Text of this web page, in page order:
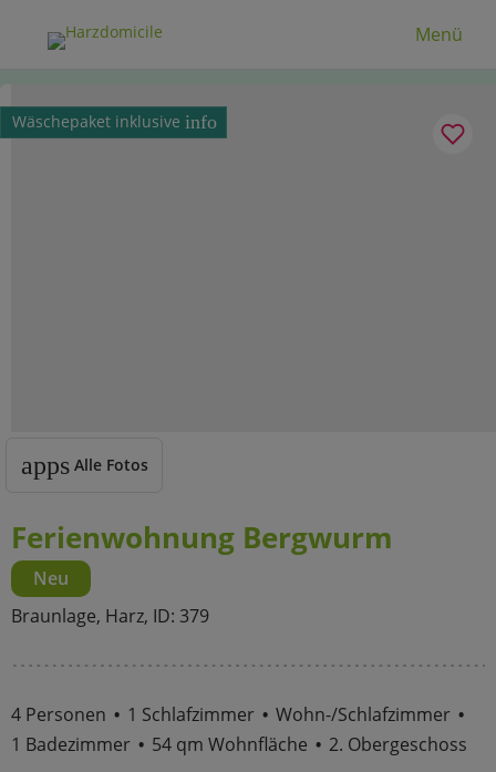
Menü
Wäschepaket inklusive info
apps Alle Fotos
Ferienwohnung Bergwurm
Neu
Braunlage, Harz, ID: 379
4 Personen 1 Schlafzimmer
Wohn-/Schlafzimmer
1 Badezimmer
54 qm Wohnfläche 2. Obergeschoss